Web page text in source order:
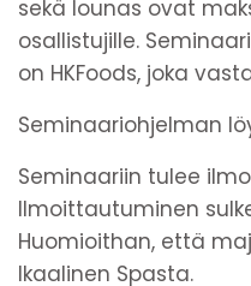
sekä lounas ovat
osallistujille.
on HKFoods, joka
Seminaariohjelman
Seminaariin tulee
Ilmoittautuminen
Huomioithan, että
Ikaalinen Spasta.